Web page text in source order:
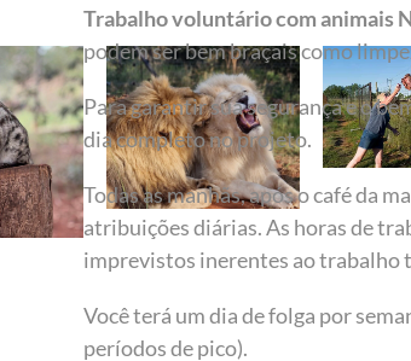
Trabalho voluntário com animais
podem ser bem braçais como
Para garantir sua segurança e o
dia completo no projeto.
Todas as manhãs, após o café da
atribuições diárias. As horas de
imprevistos inerentes ao trabalho
Você terá um dia de folga por
períodos de pico).